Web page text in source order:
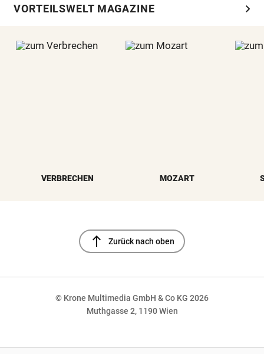
VORTEILSWELT MAGAZINE chevron_right
VERBRECHEN MOZART
north Zurück nach oben
© Krone Multimedia GmbH & Co KG 2026
Muthgasse 2, 1190 Wien
NaN%